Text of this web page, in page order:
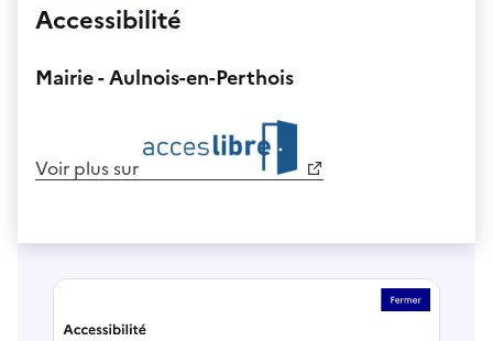
Accessibilité
Mairie - Aulnois-en-Perthois
Voir plus sur